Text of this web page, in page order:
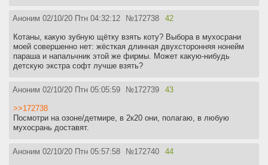
Аноним 02/10/20 Птн 04:32:12 №172738 42
Котаны, какую зубную щётку взять коту? Выбора в мухосрани
моей совершенно нет: жёсткая длинная двухсторонняя нонейм
параша и напальчник этой же фирмы. Может какую-нибудь
детскую экстра софт лучше взять?
Аноним 02/10/20 Птн 05:05:59 №172739 43
>>172738
Посмотри на озоне/детмире, в 2к20 они, полагаю, в любую
мухосрань доставят.
Аноним 02/10/20 Птн 05:57:58 №172740 44